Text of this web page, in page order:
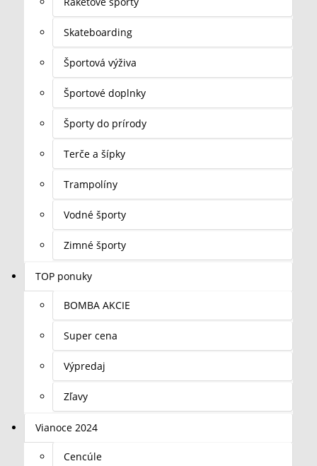
Skateboarding
Športová výživa
Športové doplnky
Športy do prírody
Terče a šípky
Trampolíny
Vodné športy
Zimné športy
TOP ponuky
BOMBA AKCIE
Super cena
Výpredaj
Zľavy
Vianoce 2024
Cencúle